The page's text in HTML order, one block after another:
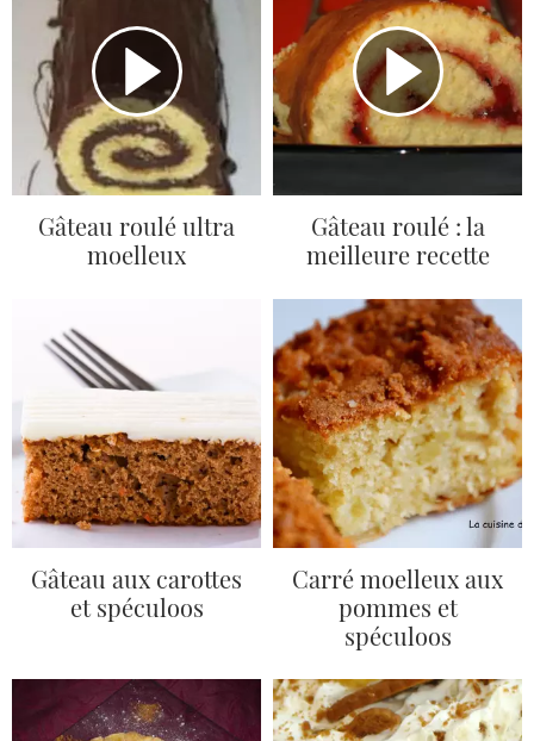
Gâteau roulé ultra
moelleux
Gâteau roulé : la
meilleure recette
Gâteau aux carottes
et spéculoos
Carré moelleux aux
pommes et
spéculoos